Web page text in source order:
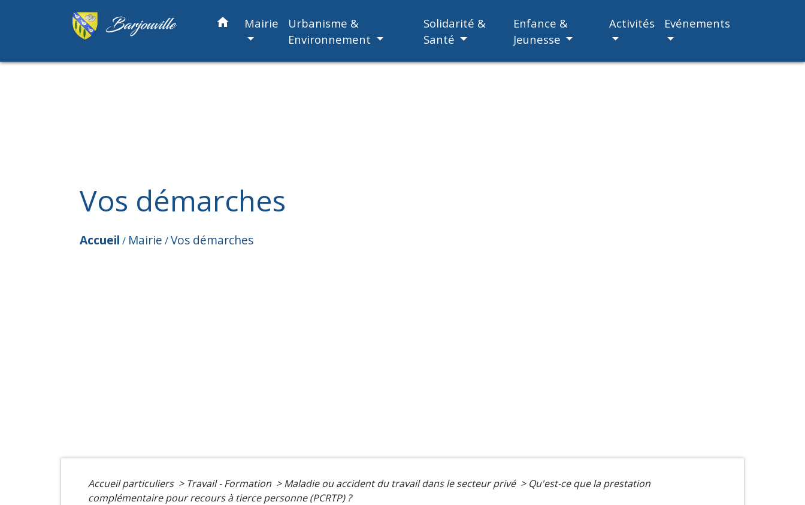
home Mairie
Urbanisme &
Environnement
Solidarité &
Santé
Enfance &
Jeunesse
Activités Evénements
Vos démarches
Accueil / Mairie /Vos démarches
Accueil particuliers > Travail - Formation > Maladie ou accident du travail dans le secteur privé > Qu'est-ce que la prestation
complémentaire pour recours à tierce personne (PCRTP) ?